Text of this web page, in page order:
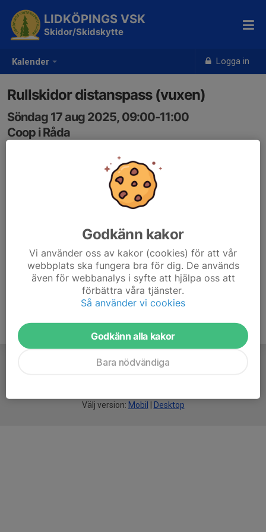
Kalender Logga in
LIDKÖPINGS VSK
Skidor/Skidskytte
Rullskidor distanspass (vuxen)
Söndag 17 aug 2025, 09:00-11:00
Coop i Råda
Välkommen på distanspass rullskidor. Olika rundor med
utgångspunkt från Coop i råda!
Välj version: Mobil Desktop
Godkänn kakor
Vi använder oss av kakor (cookies) för att vår
webbplats ska fungera bra för dig. De används
även för webbanalys i syfte att hjälpa oss att
förbättra våra tjänster.
Så använder vi cookies
Godkänn alla kakor
Bara nödvändiga